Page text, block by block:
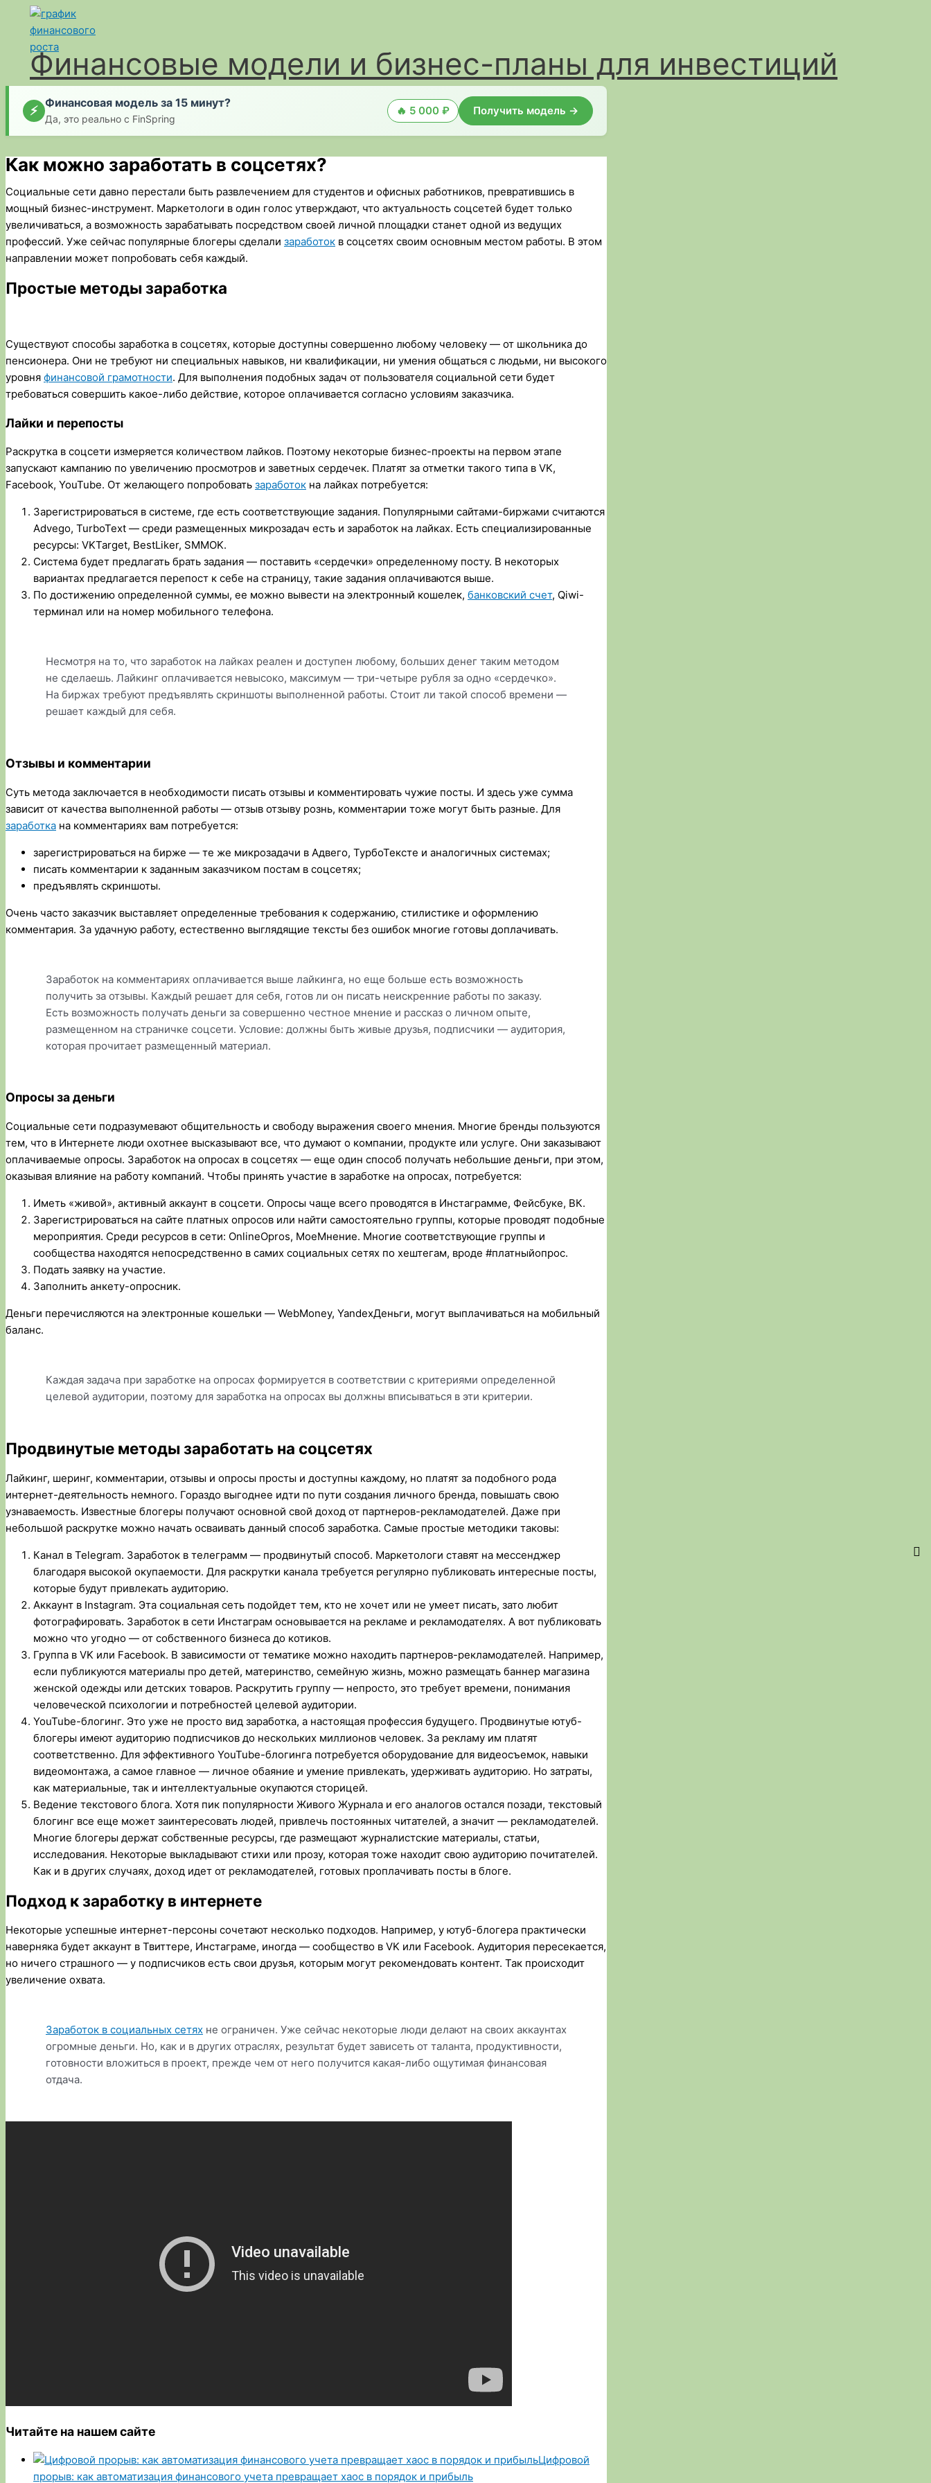
Перейти
содержимому
Финансовые модели и бизнес-планы для инвестиций
⚡
Финансовая модель за 15 минут?
Да, это реально с FinSpring
🔥 5 000 ₽ Получить модель →
Как можно заработать в соцсетях?
Социальные сети давно перестали быть развлечением для студентов и офисных работников, превратившись в
мощный бизнес-инструмент. Маркетологи в один голос утверждают, что актуальность соцсетей будет только
увеличиваться, а возможность зарабатывать посредством своей личной площадки станет одной из ведущих
профессий. Уже сейчас популярные блогеры сделали заработок в соцсетях своим основным местом работы. В этом
направлении может попробовать себя каждый.
Простые методы заработка
Существуют способы заработка в соцсетях, которые доступны совершенно любому человеку — от школьника до
пенсионера. Они не требуют ни специальных навыков, ни квалификации, ни умения общаться с людьми, ни высокого
уровня финансовой грамотности. Для выполнения подобных задач от пользователя социальной сети будет
требоваться совершить какое-либо действие, которое оплачивается согласно условиям заказчика.
Лайки и перепосты
Раскрутка в соцсети измеряется количеством лайков. Поэтому некоторые бизнес-проекты на первом этапе
запускают кампанию по увеличению просмотров и заветных сердечек. Платят за отметки такого типа в VK,
Facebook, YouTube. От желающего попробовать заработок на лайках потребуется:
Зарегистрироваться в системе, где есть соответствующие задания. Популярными сайтами-биржами считаются
Advego, TurboText — среди размещенных микрозадач есть и заработок на лайках. Есть специализированные
ресурсы: VKTarget, BestLiker, SMMOK.
Система будет предлагать брать задания — поставить «сердечки» определенному посту. В некоторых
вариантах предлагается перепост к себе на страницу, такие задания оплачиваются выше.
По достижению определенной суммы, ее можно вывести на электронный кошелек, банковский счет, Qiwi-
терминал или на номер мобильного телефона.
Несмотря на то, что заработок на лайках реален и доступен любому, больших денег таким методом
не сделаешь. Лайкинг оплачивается невысоко, максимум — три-четыре рубля за одно «сердечко».
На биржах требуют предъявлять скриншоты выполненной работы. Стоит ли такой способ времени —
решает каждый для себя.
Отзывы и комментарии
Суть метода заключается в необходимости писать отзывы и комментировать чужие посты. И здесь уже сумма
зависит от качества выполненной работы — отзыв отзыву рознь, комментарии тоже могут быть разные. Для
заработка на комментариях вам потребуется:
зарегистрироваться на бирже — те же микрозадачи в Адвего, ТурбоТексте и аналогичных системах;
писать комментарии к заданным заказчиком постам в соцсетях;
предъявлять скриншоты.
Очень часто заказчик выставляет определенные требования к содержанию, стилистике и оформлению
комментария. За удачную работу, естественно выглядящие тексты без ошибок многие готовы доплачивать.
Заработок на комментариях оплачивается выше лайкинга, но еще больше есть возможность
получить за отзывы. Каждый решает для себя, готов ли он писать неискренние работы по заказу.
Есть возможность получать деньги за совершенно честное мнение и рассказ о личном опыте,
размещенном на страничке соцсети. Условие: должны быть живые друзья, подписчики — аудитория,
которая прочитает размещенный материал.
Опросы за деньги
Социальные сети подразумевают общительность и свободу выражения своего мнения. Многие бренды пользуются
тем, что в Интернете люди охотнее высказывают все, что думают о компании, продукте или услуге. Они заказывают
оплачиваемые опросы. Заработок на опросах в соцсетях — еще один способ получать небольшие деньги, при этом,
оказывая влияние на работу компаний. Чтобы принять участие в заработке на опросах, потребуется:
Иметь «живой», активный аккаунт в соцсети. Опросы чаще всего проводятся в Инстаграмме, Фейсбуке, ВК.
Зарегистрироваться на сайте платных опросов или найти самостоятельно группы, которые проводят подобные
мероприятия. Среди ресурсов в сети: OnlineOpros, МоеМнение. Многие соответствующие группы и
сообщества находятся непосредственно в самих социальных сетях по хештегам, вроде #платныйопрос.
Подать заявку на участие.
Заполнить анкету-опросник.
Деньги перечисляются на электронные кошельки — WebMoney, YandexДеньги, могут выплачиваться на мобильный
баланс.
Каждая задача при заработке на опросах формируется в соответствии с критериями определенной
целевой аудитории, поэтому для заработка на опросах вы должны вписываться в эти критерии.
Продвинутые методы заработать на соцсетях
Лайкинг, шеринг, комментарии, отзывы и опросы просты и доступны каждому, но платят за подобного рода
интернет-деятельность немного. Гораздо выгоднее идти по пути создания личного бренда, повышать свою
узнаваемость. Известные блогеры получают основной свой доход от партнеров-рекламодателей. Даже при
небольшой раскрутке можно начать осваивать данный способ заработка. Самые простые методики таковы:
Канал в Telegram. Заработок в телеграмм — продвинутый способ. Маркетологи ставят на мессенджер
благодаря высокой окупаемости. Для раскрутки канала требуется регулярно публиковать интересные посты,
которые будут привлекать аудиторию.
Аккаунт в Instagram. Эта социальная сеть подойдет тем, кто не хочет или не умеет писать, зато любит
фотографировать. Заработок в сети Инстаграм основывается на рекламе и рекламодателях. А вот публиковать
можно что угодно — от собственного бизнеса до котиков.
Группа в VK или Facebook. В зависимости от тематике можно находить партнеров-рекламодателей. Например,
если публикуются материалы про детей, материнство, семейную жизнь, можно размещать баннер магазина
женской одежды или детских товаров. Раскрутить группу — непросто, это требует времени, понимания
человеческой психологии и потребностей целевой аудитории.
YouTube-блогинг. Это уже не просто вид заработка, а настоящая профессия будущего. Продвинутые ютуб-
блогеры имеют аудиторию подписчиков до нескольких миллионов человек. За рекламу им платят
соответственно. Для эффективного YouTube-блогинга потребуется оборудование для видеосъемок, навыки
видеомонтажа, а самое главное — личное обаяние и умение привлекать, удерживать аудиторию. Но затраты,
как материальные, так и интеллектуальные окупаются сторицей.
Ведение текстового блога. Хотя пик популярности Живого Журнала и его аналогов остался позади, текстовый
блогинг все еще может заинтересовать людей, привлечь постоянных читателей, а значит — рекламодателей.
Многие блогеры держат собственные ресурсы, где размещают журналистские материалы, статьи,
исследования. Некоторые выкладывают стихи или прозу, которая тоже находит свою аудиторию почитателей.
Как и в других случаях, доход идет от рекламодателей, готовых проплачивать посты в блоге.
Подход к заработку в интернете
Некоторые успешные интернет-персоны сочетают несколько подходов. Например, у ютуб-блогера практически
наверняка будет аккаунт в Твиттере, Инстаграме, иногда — сообщество в VK или Facebook. Аудитория пересекается,
но ничего страшного — у подписчиков есть свои друзья, которым могут рекомендовать контент. Так происходит
увеличение охвата.
Заработок в социальных сетях не ограничен. Уже сейчас некоторые люди делают на своих аккаунтах
огромные деньги. Но, как и в других отраслях, результат будет зависеть от таланта, продуктивности,
готовности вложиться в проект, прежде чем от него получится какая-либо ощутимая финансовая
отдача.
Читайте на нашем сайте
Цифровой
прорыв: как автоматизация финансового учета превращает хаос в порядок и прибыль